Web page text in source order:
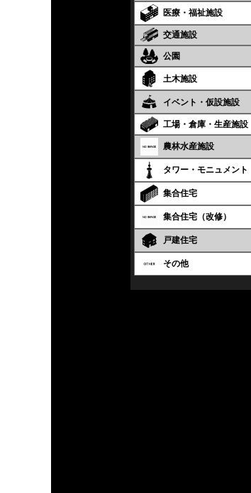
医療・福祉施設
交通施設
公園
土木施設
イベント・仮設施設
工場・倉庫・生産施設
農林水産施設
タワー・モニュメント
集合住宅
集合住宅（改修）
戸建住宅
その他